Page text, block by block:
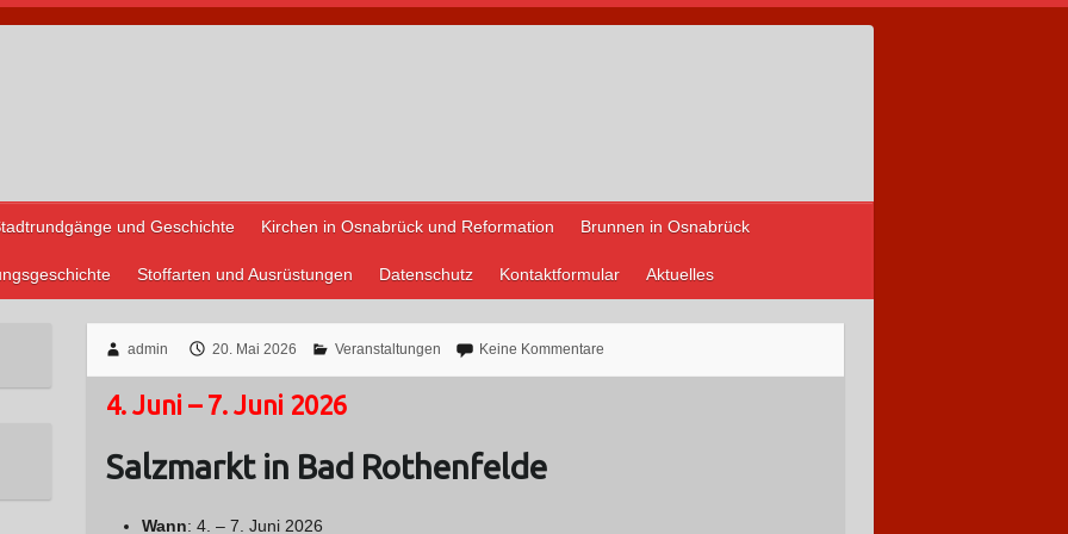
und Geschichte Kirchen in Osnabrück und Reformation Brunnen in Osnabrück
Stoffarten und Ausrüstungen Datenschutz Kontaktformular Aktuelles
admin 20. Mai 2026 Veranstaltungen Keine Kommentare
4. Juni – 7. Juni 2026
Salzmarkt in Bad Rothenfelde
Wann: 4. – 7. Juni 2026